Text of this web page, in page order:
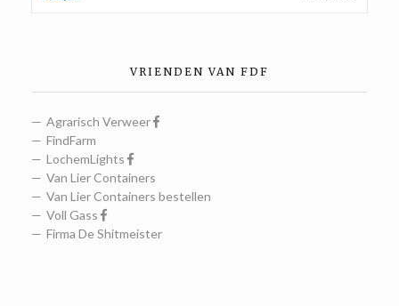
VRIENDEN VAN FDF
Agrarisch Verweer
FindFarm
LochemLights
Van Lier Containers
Van Lier Containers bestellen
Voll Gass
Firma De Shitmeister